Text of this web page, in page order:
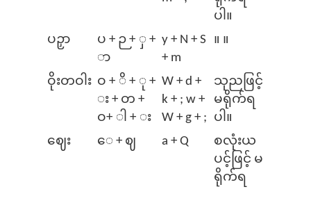
ပါ။
ပဉှာ
ပ + ဉ + ှ +
ာ
y + N + S
+ m
။ ။
ဝိုးတဝါး ဝ + ိ + ု +
း + တ +
ဝ+ ါ + း
W + d +
k + ; w +
W + g + ;
သုညဖြင့်
မရိုက်ရ
ပါ။
ဈေး
⁠ေ + ဈ a + Q
စလုံးယ
ပင့်ဖြင့် မ
ရိုက်ရ